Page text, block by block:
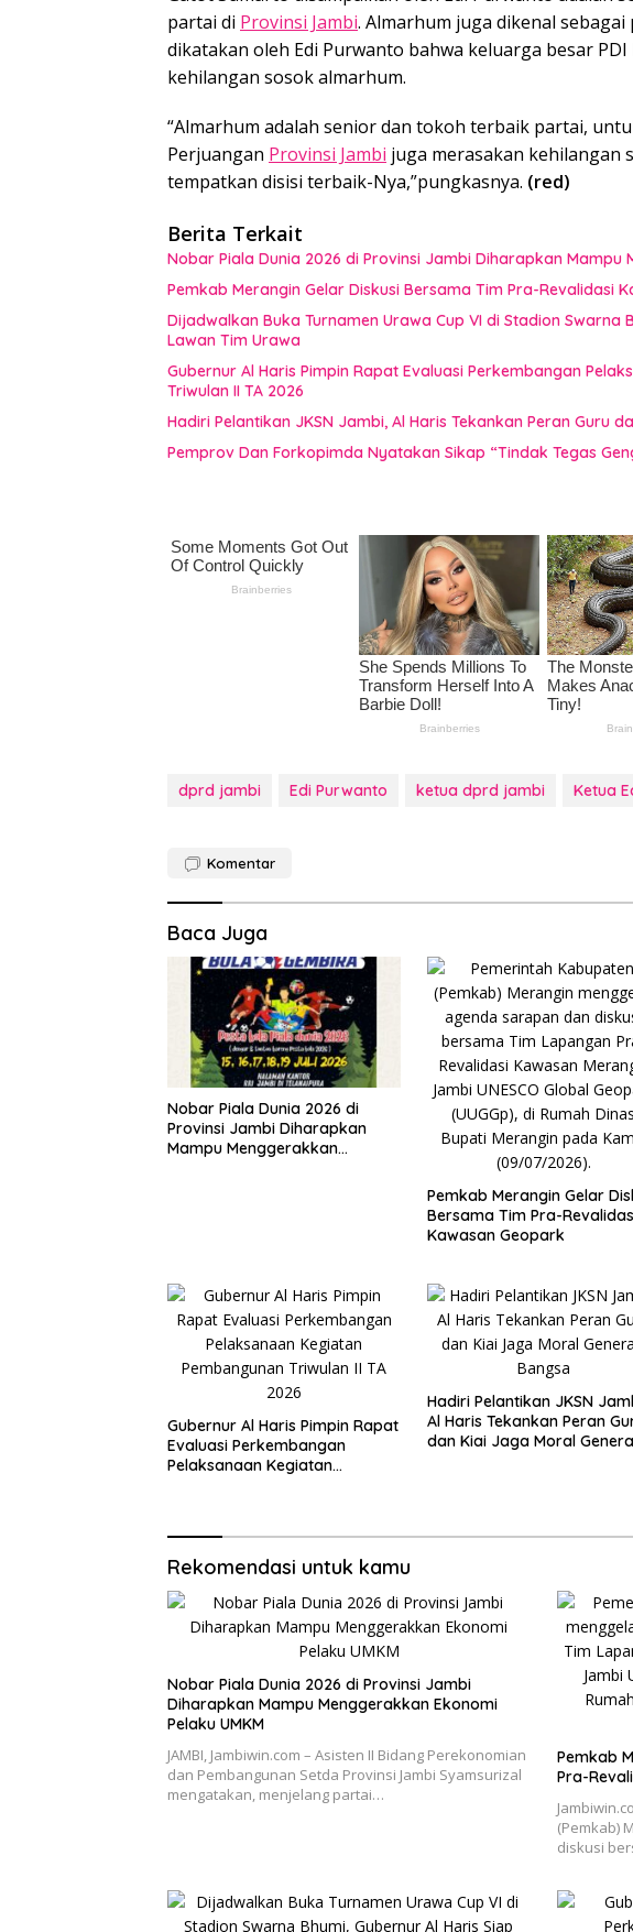
partai di Provinsi Jambi. Almarhum juga dikenal
dikatakan oleh Edi Purwanto bahwa keluarga besar
kehilangan sosok almarhum.
“Almarhum adalah senior dan tokoh terbaik partai,
Perjuangan Provinsi Jambi juga merasakan kehilangan
tempatkan disisi terbaik-Nya,”pungkasnya. (red)
Berita Terkait
Nobar Piala Dunia 2026 di Provinsi Jambi Diharapkan Mampu
Pemkab Merangin Gelar Diskusi Bersama Tim Pra-Revalidasi
Dijadwalkan Buka Turnamen Urawa Cup VI di Stadion Swarna
Lawan Tim Urawa
Gubernur Al Haris Pimpin Rapat Evaluasi Perkembangan
Triwulan II TA 2026
Hadiri Pelantikan JKSN Jambi, Al Haris Tekankan Peran Guru
Pemprov Dan Forkopimda Nyatakan Sikap “Tindak Tegas
dprd jambi Edi Purwanto ketua dprd jambi Ketua
Komentar
Baca Juga
Nobar Piala Dunia 2026 di
Provinsi Jambi Diharapkan
Mampu Menggerakkan
Pemkab Merangin Gelar
Bersama Tim Pra-
Kawasan Geopark
Gubernur Al Haris Pimpin Rapat
Evaluasi Perkembangan
Pelaksanaan Kegiatan
Hadiri Pelantikan JKSN
Al Haris Tekankan Peran
dan Kiai Jaga Moral
Rekomendasi untuk kamu
Nobar Piala Dunia 2026 di Provinsi Jambi
Diharapkan Mampu Menggerakkan Ekonomi
Pelaku UMKM
JAMBI, Jambiwin.com – Asisten II Bidang Perekonomian
dan Pembangunan Setda Provinsi Jambi Syamsurizal
mengatakan, menjelang partai…
Pemkab
Pra-
(Pemkab)
diskusi